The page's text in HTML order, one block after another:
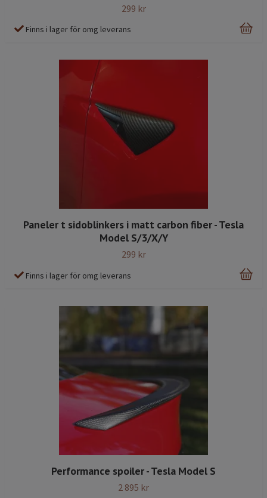
299 kr
Finns i lager för omg leverans
Paneler t sidoblinkers i matt carbon fiber - Tesla
Model S/3/X/Y
299 kr
Finns i lager för omg leverans
Performance spoiler - Tesla Model S
2 895 kr